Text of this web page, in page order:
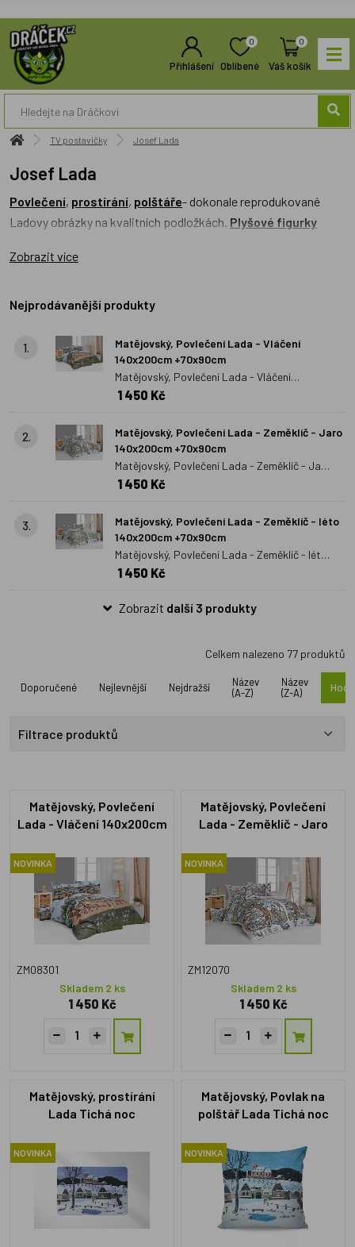
Přihlášení
0
Oblíbené
0
Váš košík
TV postavičky Josef Lada
Josef Lada
Povlečení, prostírání, polštáře- dokonale reprodukované
Ladovy obrázky na kvalitních podložkách. Plyšové figurky
klasickéknihy
Zobrazit více
Nejprodávanější produkty
1.
Matějovský, Povlečení Lada - Vláčení
140x200cm +70x90cm
Matějovský, Povlečení Lada - Vláčení
140x200cm +70x90cm
1 450 Kč
2.
Matějovský, Povlečení Lada - Zeměklíč - Jaro
140x200cm +70x90cm
Matějovský, Povlečení Lada - Zeměklíč - Jaro
140x200cm +70x90cm
1 450 Kč
3.
Matějovský, Povlečení Lada - Zeměklíč - léto
140x200cm +70x90cm
Matějovský, Povlečení Lada - Zeměklíč - léto
140x200cm +70x90cm
1 450 Kč
Zobrazit další 3 produkty
Celkem nalezeno 77 produktů
Doporučené Nejlevnější Nejdražší
Název
(A-Z)
Název
(Z-A)
Filtrace produktů
Matějovský, Povlečení
Lada - Vláčení 140x200cm
NOVINKA
ZM08301
Skladem 2 ks
1 450 Kč
Matějovský, Povlečení
Lada - Zeměklíč - Jaro
NOVINKA
ZM12070
Skladem 2 ks
1 450 Kč
Matějovský, prostírání
Lada Tichá noc
NOVINKA
Matějovský, Povlak na
polštář Lada Tichá noc
NOVINKA